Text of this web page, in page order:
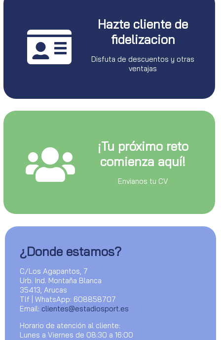
Hazte cliente de
fidelizacion
Disfuta de descuentos y otras
ventajas
¡Tu próximo reto
comienza aquí!
Envianos tu CV
¿Donde estamos?
C/Los Agapantos, 7
Urb. Ind. Montaña Blanca
35413, Arucas
Tlf | WhatsApp: 608858707
Email: clientes@estadiosport.es
Horario de atención al cliente:
Lunes a Viernes de 08:30 a 16:00